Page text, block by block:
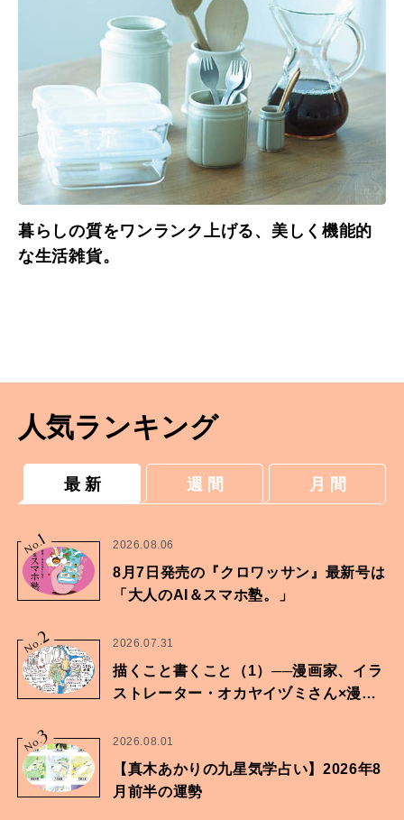
暮らしの質をワンランク上げる、美しく機能的
な生活雑貨。
人気ランキング
最 新 週 間 月 間
No.
1 2026.08.06
8月7日発売の『クロワッサン』最新号は
「大人のAI＆スマホ塾。」
No.2 2026.07.31
描くこと書くこと（1）──漫画家、イラ
ストレーター・オカヤイヅミさん×漫画
No.
3 2026.08.01
【真木あかりの九星気学占い】2026年8
月前半の運勢